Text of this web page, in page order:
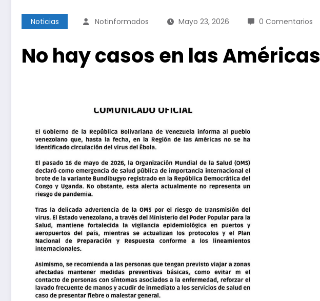
Noticias Notinformados Mayo 23, 2026 0 Comentarios
No hay casos en las Américas